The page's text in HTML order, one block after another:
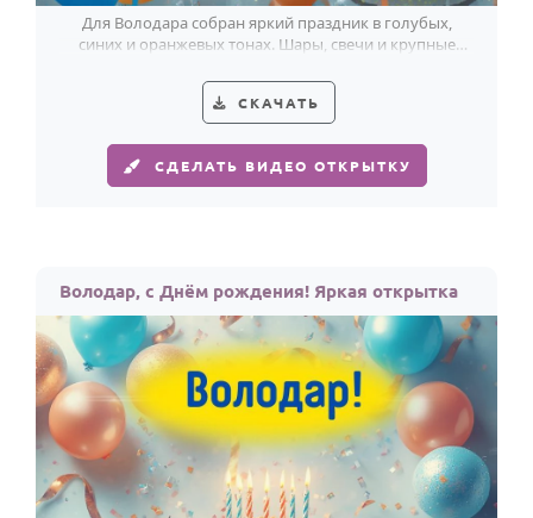
Для Володара собран яркий праздник в голубых,
синих и оранжевых тонах. Шары, свечи и крупные
СКАЧАТЬ
СДЕЛАТЬ ВИДЕО ОТКРЫТКУ
Володар, с Днём рождения! Яркая открытка